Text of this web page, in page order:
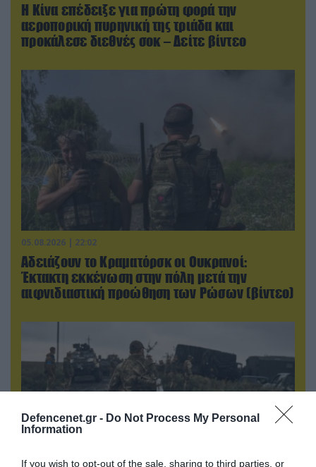
Defencenet.gr - Do Not Process My Personal
Information
If you wish to opt-out of the sale, sharing to third parties, or
Η Κίνα επέδειξε για πρώτη φορά την
αεροπορική πυρηνική της τριάδα και
προκάλεσε διεθνές σοκ – Δείτε βίντεο
05.08.2026 | 22:02
Αδειάζουν το Κραματόρσκ οι Ουκρανοί:
Έκτακτη εκκένωση στην πόλη μετά την
αιφνιδιαστική προώθηση των Ρώσων (βίντεο)